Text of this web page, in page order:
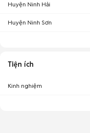
Huyện Ninh Hải
Huyện Ninh Sơn
Tiện ích
Kinh nghiệm